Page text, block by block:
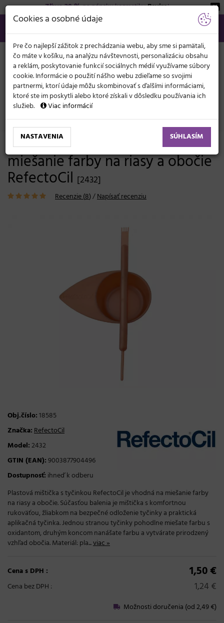
Zľava 20 %na pánsku kozmetikuBeviro!
02/21 201 099
info@svetkadernictva.sk
Po−pia: 8−17
Všetko o nákupe €
KATEGÓRIE
MENU
Kozmetické potreby Riasy a obočie Nástroje a pomôcky
Plastová mištička s tyčinkou na
miešanie farby na riasy a obočie
RefectoCil [2432]
Recenzie (8)/Napísať recenziu
Obj.číslo:18585
Značka:RefectoCil
Model:2432
GTIN (EAN):9003877904496
Dostupnosť: ihneď k odberu
Plastová mištička s tyčinkou RefectoCil je vhodná na miešanie farby
na riasy a obočie. Súčasťou balenia je mištička s komfortnou
rukoväťou, žliabkom na bezpečné odloženie tyčinky a praktická
aplikačná tyčinka. Jednou stranou tyčinky pohodlne miešate farbu s
oxidantom, druhým koncom nanášate farbu a vytvárate prirodzený
vzhľad obočia. Materiál: pla...viac »
Cena s DPH : 1,50 €
Cena bez DPH : 1,24 €
Možnosti doručenia (od 2,49 €)
Cookies a osobné údaje
Pre čo najlepší zážitok z prechádzania webu, aby sme si pamätali,
čo máte v košíku, na analýzu návštevnosti, personalizáciu obsahu
a reklám, poskytovanie funkcií sociálnych médií využívame súbory
cookie. Informácie o použití nášho webu zdieľame so svojimi
partnermi, ktorí údaje môžu skombinovať s ďalšími informáciami,
ktoré ste im poskytli alebo ktoré získali v dôsledku používania ich
služieb.
Viac informácií
NASTAVENIA SÚHLASÍM